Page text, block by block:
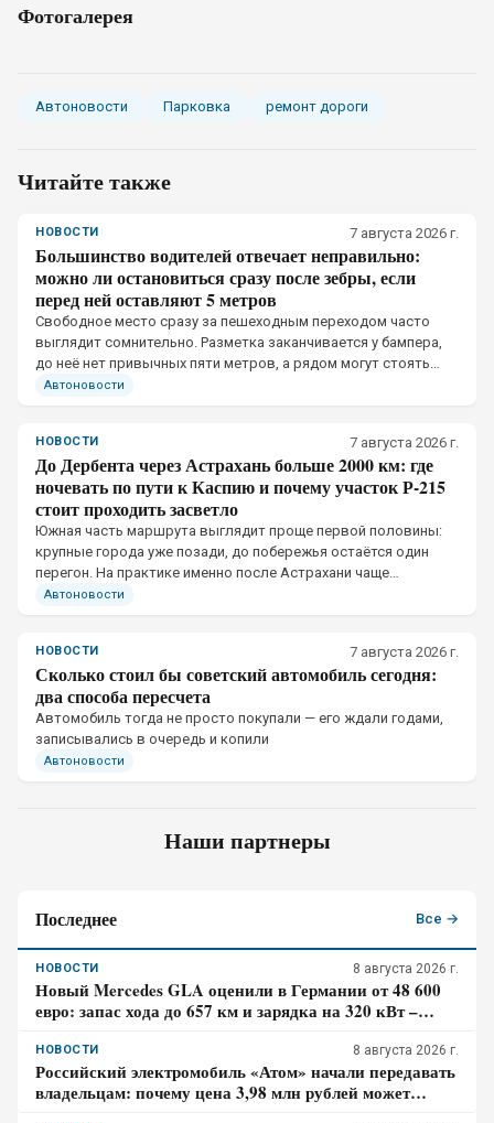
Фотогалерея
Автоновости Парковка ремонт дороги
Читайте также
НОВОСТИ 7 августа 2026 г.
Большинство водителей отвечает неправильно:
можно ли остановиться сразу после зебры, если
перед ней оставляют 5 метров
Свободное место сразу за пешеходным переходом часто
выглядит сомнительно. Разметка заканчивается у бампера,
до неё нет привычных пяти метров, а рядом могут стоять
другие автомобили.
Автоновости
НОВОСТИ 7 августа 2026 г.
До Дербента через Астрахань больше 2000 км: где
ночевать по пути к Каспию и почему участок Р-215
стоит проходить засветло
Южная часть маршрута выглядит проще первой половины:
крупные города уже позади, до побережья остаётся один
перегон. На практике именно после Астрахани чаще
приходится менять график.
Автоновости
НОВОСТИ 7 августа 2026 г.
Сколько стоил бы советский автомобиль сегодня:
два способа пересчета
Автомобиль тогда не просто покупали — его ждали годами,
записывались в очередь и копили
Автоновости
Наши партнеры
Последнее Все →
НОВОСТИ 8 августа 2026 г.
Новый Mercedes GLA оценили в Германии от 48 600
евро: запас хода до 657 км и зарядка на 320 кВт –
НОВОСТИ 8 августа 2026 г.
Российский электромобиль «Атом» начали передавать
владельцам: почему цена 3,98 млн рублей может